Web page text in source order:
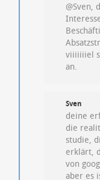
@Sven,
viiiiiiiel
an.
Sven
deine
die
studie,
erklärt,
von
aber es